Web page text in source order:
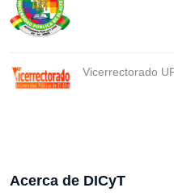
Vicerrectorado
Acerca de DICyT